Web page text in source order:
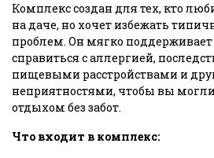
Комплекс создан для тех, кто
на даче, но хочет избежать
проблем. Он мягко
справиться с аллергией,
пищевыми расстройствами и
неприятностями, чтобы вы
отдыхом без забот.
Что входит в комплекс: